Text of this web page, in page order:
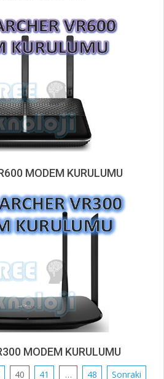
MODEM KURULUMU
MODEM KURULUMU
40 41 … 48 Sonraki